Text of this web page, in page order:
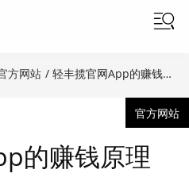
方网站 / 轻丰揽官网App的赚钱原理
官方网站
的赚钱原理